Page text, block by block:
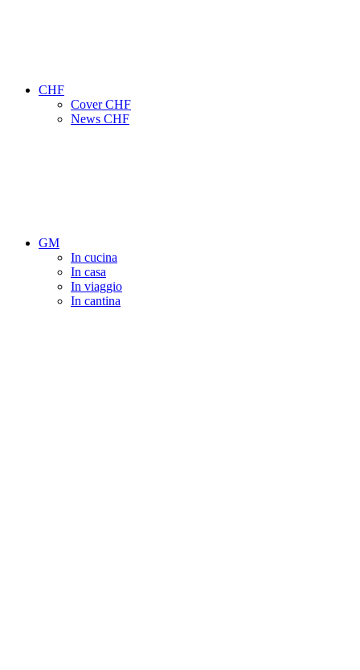
CHF
Cover CHF
News CHF
GM
In cucina
In casa
In viaggio
In cantina